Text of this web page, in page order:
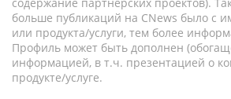
больше публикаций на CNews было с
или продукта/услуги, тем более
Профиль может быть дополнен
информацией, в т.ч. презентацией о
продукте/услуге.